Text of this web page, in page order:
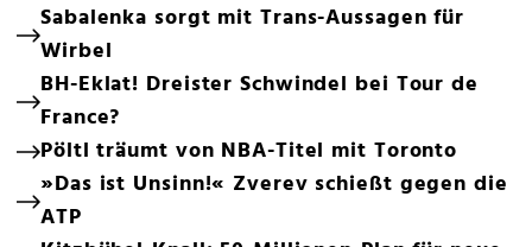
Sabalenka sorgt mit Trans-Aussagen für
Wirbel
BH-Eklat! Dreister Schwindel bei Tour de
France?
Pöltl träumt von NBA-Titel mit Toronto
»Das ist Unsinn!« Zverev schießt gegen die
ATP